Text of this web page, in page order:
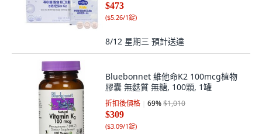
$473
($5.26/1錠)
8/12 星期三 預計送達
Bluebonnet 維他命K2 100mcg植物
膠囊 無麩質 無糖, 100顆, 1罐
折扣後價格 69%$1,010
$309
($3.09/1錠)